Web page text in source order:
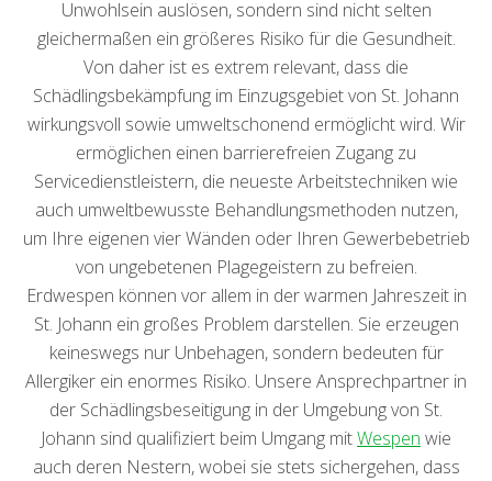
Unwohlsein auslösen, sondern sind nicht selten
gleichermaßen ein größeres Risiko für die Gesundheit.
Von daher ist es extrem relevant, dass die
Schädlingsbekämpfung im Einzugsgebiet von St. Johann
wirkungsvoll sowie umweltschonend ermöglicht wird. Wir
ermöglichen einen barrierefreien Zugang zu
Servicedienstleistern, die neueste Arbeitstechniken wie
auch umweltbewusste Behandlungsmethoden nutzen,
um Ihre eigenen vier Wänden oder Ihren Gewerbebetrieb
von ungebetenen Plagegeistern zu befreien.
Erdwespen können vor allem in der warmen Jahreszeit in
St. Johann ein großes Problem darstellen. Sie erzeugen
keineswegs nur Unbehagen, sondern bedeuten für
Allergiker ein enormes Risiko. Unsere Ansprechpartner in
der Schädlingsbeseitigung in der Umgebung von St.
Johann sind qualifiziert beim Umgang mitWespen wie
auch deren Nestern, wobei sie stets sichergehen, dass